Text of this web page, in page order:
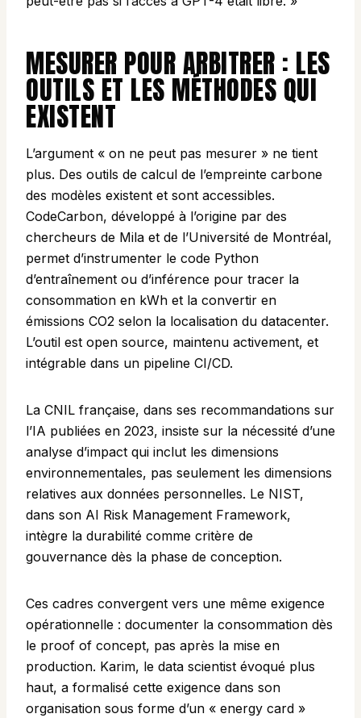
MESURER POUR ARBITRER : LES
OUTILS ET LES MÉTHODES QUI
EXISTENT
L’argument « on ne peut pas mesurer » ne tient
plus. Des outils de calcul de l’empreinte carbone
des modèles existent et sont accessibles.
CodeCarbon, développé à l’origine par des
chercheurs de Mila et de l’Université de Montréal,
permet d’instrumenter le code Python
d’entraînement ou d’inférence pour tracer la
consommation en kWh et la convertir en
émissions CO2 selon la localisation du datacenter.
L’outil est open source, maintenu activement, et
intégrable dans un pipeline CI/CD.
La CNIL française, dans ses recommandations sur
l’IA publiées en 2023, insiste sur la nécessité d’une
analyse d’impact qui inclut les dimensions
environnementales, pas seulement les dimensions
relatives aux données personnelles. Le NIST,
dans son AI Risk Management Framework,
intègre la durabilité comme critère de
gouvernance dès la phase de conception.
Ces cadres convergent vers une même exigence
opérationnelle : documenter la consommation dès
le proof of concept, pas après la mise en
production. Karim, le data scientist évoqué plus
haut, a formalisé cette exigence dans son
organisation sous forme d’un « energy card »